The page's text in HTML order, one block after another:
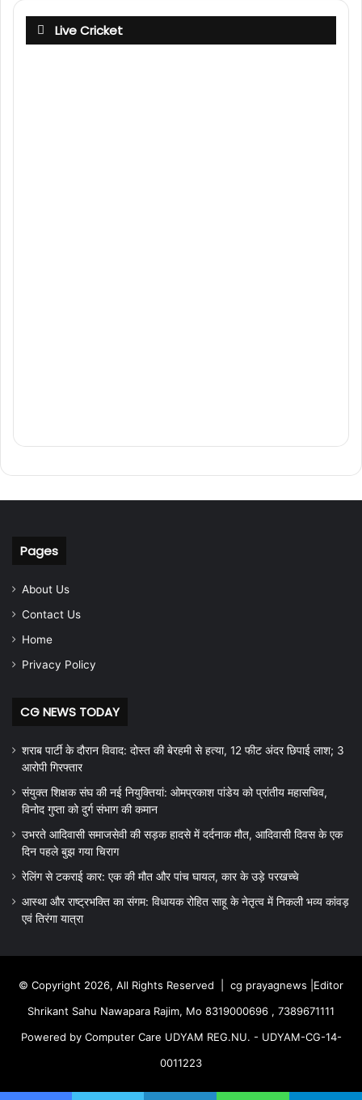
Live Cricket
Pages
About Us
Contact Us
Home
Privacy Policy
CG NEWS TODAY
शराब पार्टी के दौरान विवाद: दोस्त की बेरहमी से हत्या, 12 फीट अंदर छिपाई लाश; 3
आरोपी गिरफ्तार
संयुक्त शिक्षक संघ की नई नियुक्तियां: ओमप्रकाश पांडेय को प्रांतीय महासचिव,
विनोद गुप्ता को दुर्ग संभाग की कमान
उभरते आदिवासी समाजसेवी की सड़क हादसे में दर्दनाक मौत, आदिवासी दिवस के एक
दिन पहले बुझ गया चिराग
रेलिंग से टकराई कार: एक की मौत और पांच घायल, कार के उड़े परखच्चे
आस्था और राष्ट्रभक्ति का संगम: विधायक रोहित साहू के नेतृत्व में निकली भव्य कांवड़
एवं तिरंगा यात्रा
© Copyright 2026, All Rights Reserved | cg prayagnews |Editor
Shrikant Sahu Nawapara Rajim, Mo 8319000696 , 7389671111
Powered by Computer Care UDYAM REG.NU. - UDYAM-CG-14-
0011223